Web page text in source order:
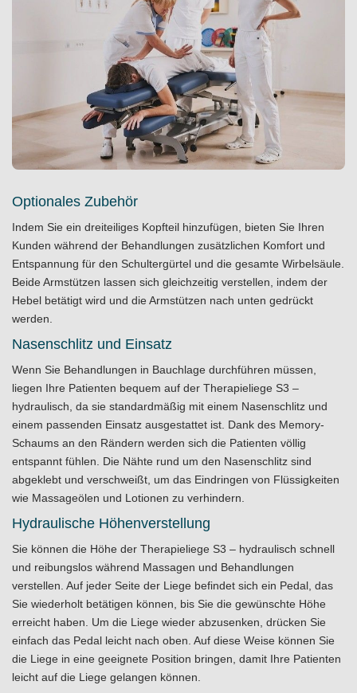
Optionales Zubehör
Indem Sie ein dreiteiliges Kopfteil hinzufügen, bieten Sie Ihren
Kunden während der Behandlungen zusätzlichen Komfort und
Entspannung für den Schultergürtel und die gesamte Wirbelsäule.
Beide Armstützen lassen sich gleichzeitig verstellen, indem der
Hebel betätigt wird und die Armstützen nach unten gedrückt
werden.
Nasenschlitz und Einsatz
Wenn Sie Behandlungen in Bauchlage durchführen müssen,
liegen Ihre Patienten bequem auf der Therapieliege S3 –
hydraulisch, da sie standardmäßig mit einem Nasenschlitz und
einem passenden Einsatz ausgestattet ist. Dank des Memory-
Schaums an den Rändern werden sich die Patienten völlig
entspannt fühlen. Die Nähte rund um den Nasenschlitz sind
abgeklebt und verschweißt, um das Eindringen von Flüssigkeiten
wie Massageölen und Lotionen zu verhindern.
Hydraulische Höhenverstellung
Sie können die Höhe der Therapieliege S3 – hydraulisch schnell
und reibungslos während Massagen und Behandlungen
verstellen. Auf jeder Seite der Liege befindet sich ein Pedal, das
Sie wiederholt betätigen können, bis Sie die gewünschte Höhe
erreicht haben. Um die Liege wieder abzusenken, drücken Sie
einfach das Pedal leicht nach oben. Auf diese Weise können Sie
die Liege in eine geeignete Position bringen, damit Ihre Patienten
leicht auf die Liege gelangen können.